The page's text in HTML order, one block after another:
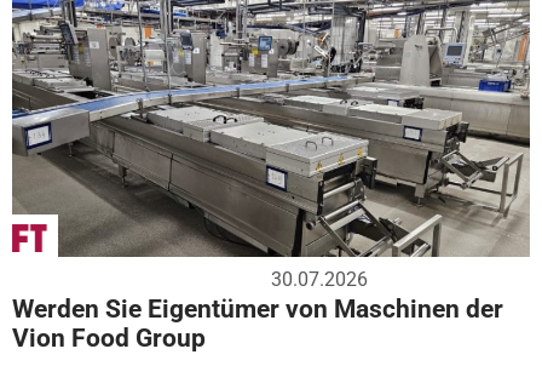
30.07.2026
Werden Sie Eigentümer von Maschinen der
Vion Food Group